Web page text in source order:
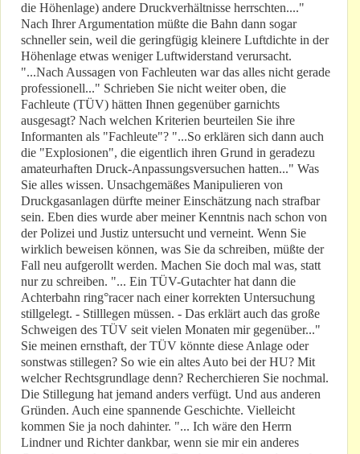
die Höhenlage) andere Druckverhältnisse herrschten...."
Nach Ihrer Argumentation müßte die Bahn dann sogar
schneller sein, weil die geringfügig kleinere Luftdichte in der
Höhenlage etwas weniger Luftwiderstand verursacht.
"...Nach Aussagen von Fachleuten war das alles nicht gerade
professionell..." Schrieben Sie nicht weiter oben, die
Fachleute (TÜV) hätten Ihnen gegenüber garnichts
ausgesagt? Nach welchen Kriterien beurteilen Sie ihre
Informanten als "Fachleute"? "...So erklären sich dann auch
die "Explosionen", die eigentlich ihren Grund in geradezu
amateurhaften Druck-Anpassungsversuchen hatten..." Was
Sie alles wissen. Unsachgemäßes Manipulieren von
Druckgasanlagen dürfte meiner Einschätzung nach strafbar
sein. Eben dies wurde aber meiner Kenntnis nach schon von
der Polizei und Justiz untersucht und verneint. Wenn Sie
wirklich beweisen können, was Sie da schreiben, müßte der
Fall neu aufgerollt werden. Machen Sie doch mal was, statt
nur zu schreiben. "... Ein TÜV-Gutachter hat dann die
Achterbahn ring°racer nach einer korrekten Untersuchung
stillgelegt. - Stilllegen müssen. - Das erklärt auch das große
Schweigen des TÜV seit vielen Monaten mir gegenüber..."
Sie meinen ernsthaft, der TÜV könnte diese Anlage oder
sonstwas stillegen? So wie ein altes Auto bei der HU? Mit
welcher Rechtsgrundlage denn? Recherchieren Sie nochmal.
Die Stillegung hat jemand anders verfügt. Und aus anderen
Gründen. Auch eine spannende Geschichte. Vielleicht
kommen Sie ja noch dahinter. "... Ich wäre den Herrn
Lindner und Richter dankbar, wenn sie mir ein anderes